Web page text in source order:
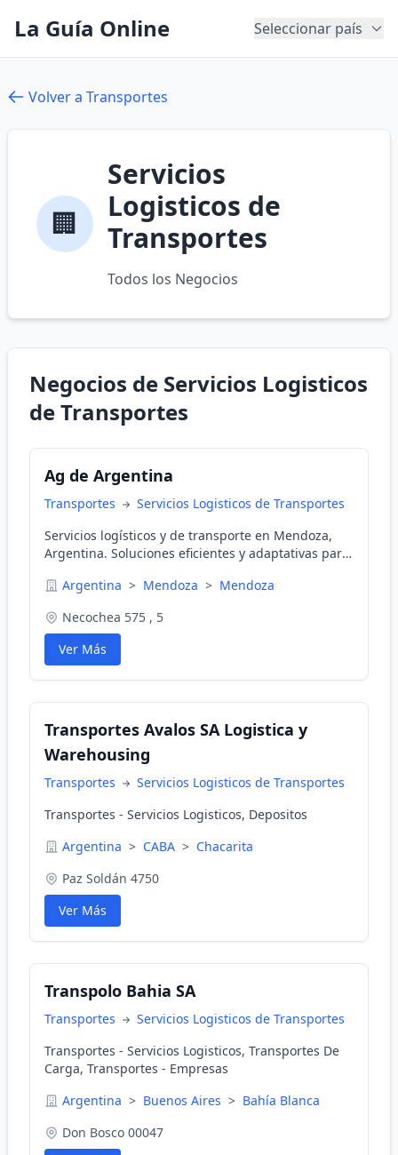
La Guía Online Seleccionar país
Volver a Transportes
🏢
Servicios
Logisticos de
Transportes
Todos los Negocios
Negocios de Servicios Logisticos
de Transportes
Ag de Argentina
Transportes
Servicios Logisticos de Transportes
Servicios logísticos y de transporte en Mendoza,
Argentina. Soluciones eficientes y adaptativas para
Argentina > Mendoza > Mendoza
Necochea 575 , 5
Ver Más
Transportes Avalos SA Logistica y
Warehousing
Transportes
Servicios Logisticos de Transportes
Transportes - Servicios Logisticos, Depositos
Argentina > CABA > Chacarita
Paz Soldán 4750
Ver Más
Transpolo Bahia SA
Transportes
Servicios Logisticos de Transportes
Transportes - Servicios Logisticos, Transportes De
Carga, Transportes - Empresas
Argentina > Buenos Aires > Bahía Blanca
Don Bosco 00047